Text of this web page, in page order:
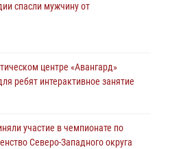
несовершеннолетнего
Западного округа
спасли мужчину от
центре «Авангард»
ребят интерактивное занятие
участие в чемпионате по
Северо-Западного округа